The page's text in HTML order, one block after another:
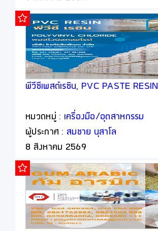
พีวีซีเพสต์เรซิน, PVC PASTE RESIN
หมวดหมู่ : เครื่องมือ/อุตสาหกรรม
ผู้ประกาศ : สมชาย นุสาโล
8 สิงหาคม 2569